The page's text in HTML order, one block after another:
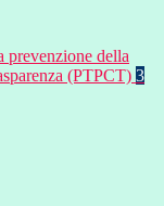
prevenzione della
(PTPCT) 3